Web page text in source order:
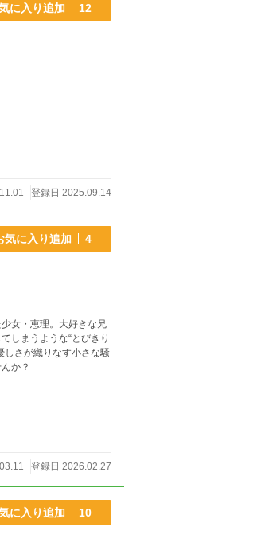
に入り追加 12
登録日 2025.09.14
気に入り追加 4
女・恵理。大好きな兄
しまうような“とびきり
しさが織りなす小さな騒
か？
登録日 2026.02.27
に入り追加 10